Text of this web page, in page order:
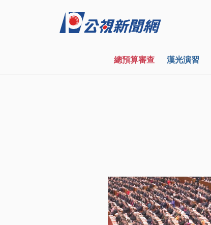
總預算審查 漢光演習